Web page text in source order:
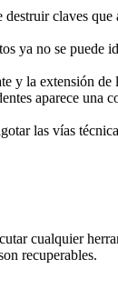
claves
ya no se puede
y la extensión de
aparece una
las vías
cualquier
recuperables.